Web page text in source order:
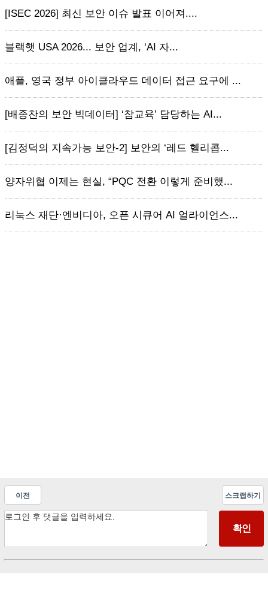
[ISEC 2026] 최신 보안 이슈 발표 이어져....
블랙햇 USA 2026... 보안 업계, ‘AI 자...
애플, 영국 정부 아이클라우드 데이터 접근 요구에 ...
[배종찬의 보안 빅데이터] ‘참교육’ 담당하는 AI...
[김정덕의 지속가능 보안-2] 보안의 ‘레드 헬리콥...
양자위협 이제는 현실, “PQC 전환 이렇게 준비했...
리눅스 재단·엔비디아, 오픈 시큐어 AI 얼라이언스...
이전 스크랩하기